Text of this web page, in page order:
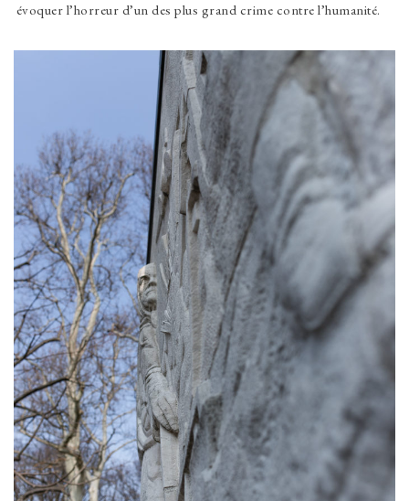
évoquer l’horreur d’un des plus grand crime contre l’humanité.